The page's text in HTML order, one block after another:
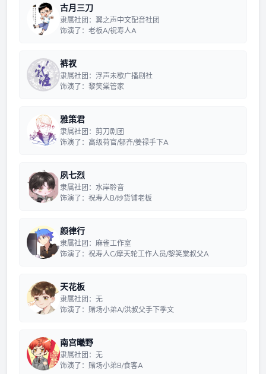
古月三刀
隶属社团：翼之声中文配音社团
饰演了：老板A/祝寿人A
裤衩
隶属社团：浮声未歇广播剧社
饰演了：黎笑棠管家
雅策君
隶属社团：剪刀剧团
饰演了：高级荷官/郁齐/姜禄手下A
夙七烈
隶属社团：水岸聆音
饰演了：祝寿人B/炒货铺老板
颜律行
隶属社团：麻雀工作室
饰演了：祝寿人C/摩天轮工作人员/黎笑棠叔父A
天花板
隶属社团：无
饰演了：赌场小弟A/洪叔父手下季文
南宫曦野
隶属社团：无
饰演了：赌场小弟B/食客A